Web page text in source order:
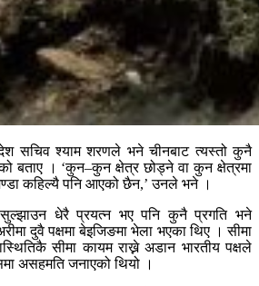
सचिव श्याम शरणले भने चीनबाट त्यस्तो कुनै
बताए । ‘कुन–कुन क्षेत्र छोड्ने वा कुन क्षेत्रमा
कहिल्यै पनि आएको छैन,’ उनले भने ।
धेरै प्रयत्न भए पनि कुनै प्रगति भने
दुवै पक्षमा बेइजिङमा भेला भएका थिए । सीमा
सीमा कायम राख्ने अडान भारतीय पक्षले
असहमति जनाएको थियो ।